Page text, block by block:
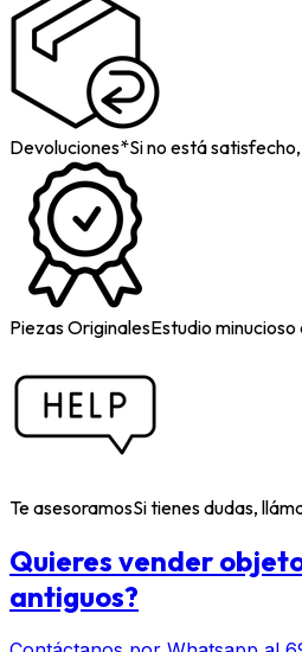
Devoluciones*Si no está
Piezas OriginalesEstudio
Te asesoramosSi tienes dudas,
Quieres vender
antiguos?